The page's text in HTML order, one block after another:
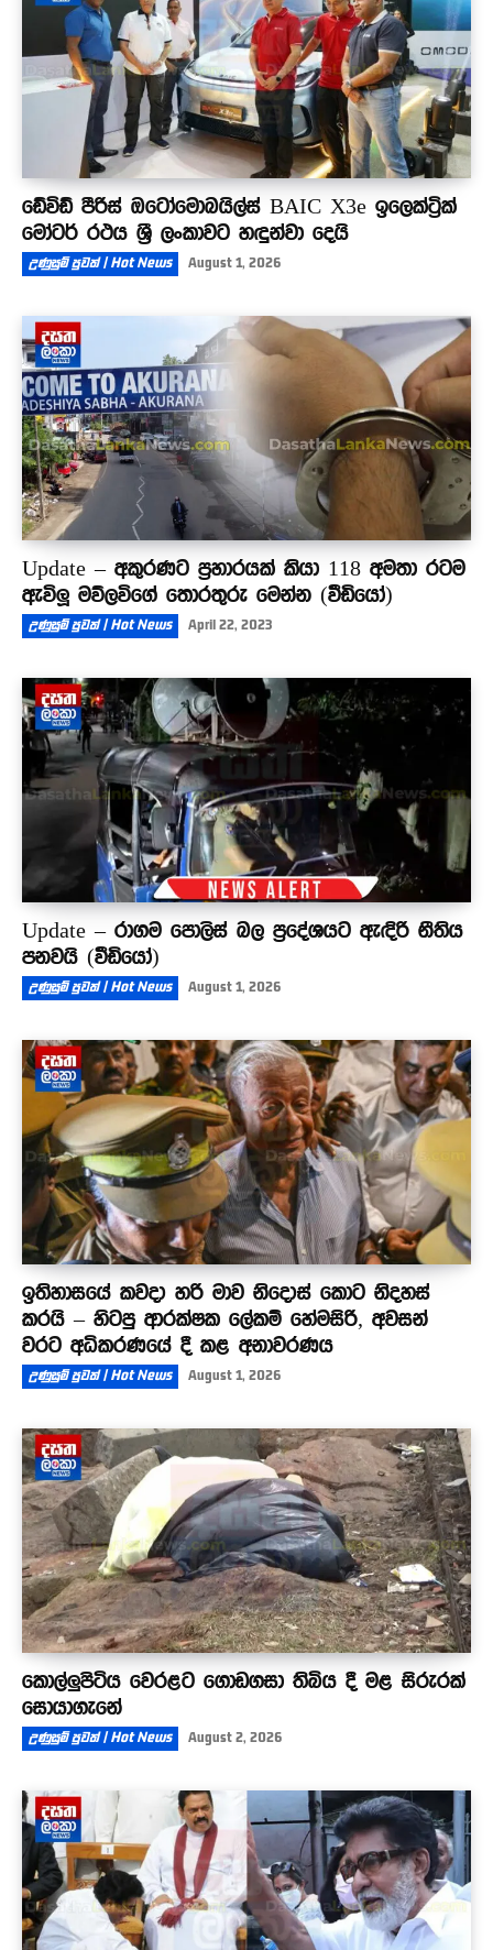
ඩේවිඩ් පීරිස් ඔටෝමොබයිල්ස් BAIC X3e ඉලෙක්ට්‍රික්
මෝටර් රථය ශ්‍රී ලංකාවට හඳුන්වා දෙයි
උණුසුම් පුවත් | Hot News August 1, 2026
Update – අකුරණට ප්‍රහාරයක් කියා 118 අමතා රටම
ඇවිලූ මව්ලවිගේ තොරතුරු මෙන්න (වීඩියෝ)
උණුසුම් පුවත් | Hot News April 22, 2023
Update – රාගම පොලිස් බල ප්‍රදේශයට ඇඳිරි නීතිය
පනවයි (වීඩියෝ)
උණුසුම් පුවත් | Hot News August 1, 2026
ඉතිහාසයේ කවදා හරි මාව නිදොස් කොට නිදහස්
කරයි – හිටපු ආරක්ෂක ලේකම් හේමසිරි, අවසන්
වරට අධිකරණයේ දී කළ අනාවරණය
උණුසුම් පුවත් | Hot News August 1, 2026
කොල්ලුපිටිය වෙරළට ගොඩගසා තිබිය දී මළ සිරුරක්
සොයාගැනේ
උණුසුම් පුවත් | Hot News August 2, 2026